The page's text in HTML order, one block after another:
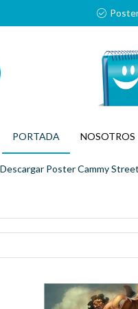
PORTADA NOSOTROS
Poster Cammy